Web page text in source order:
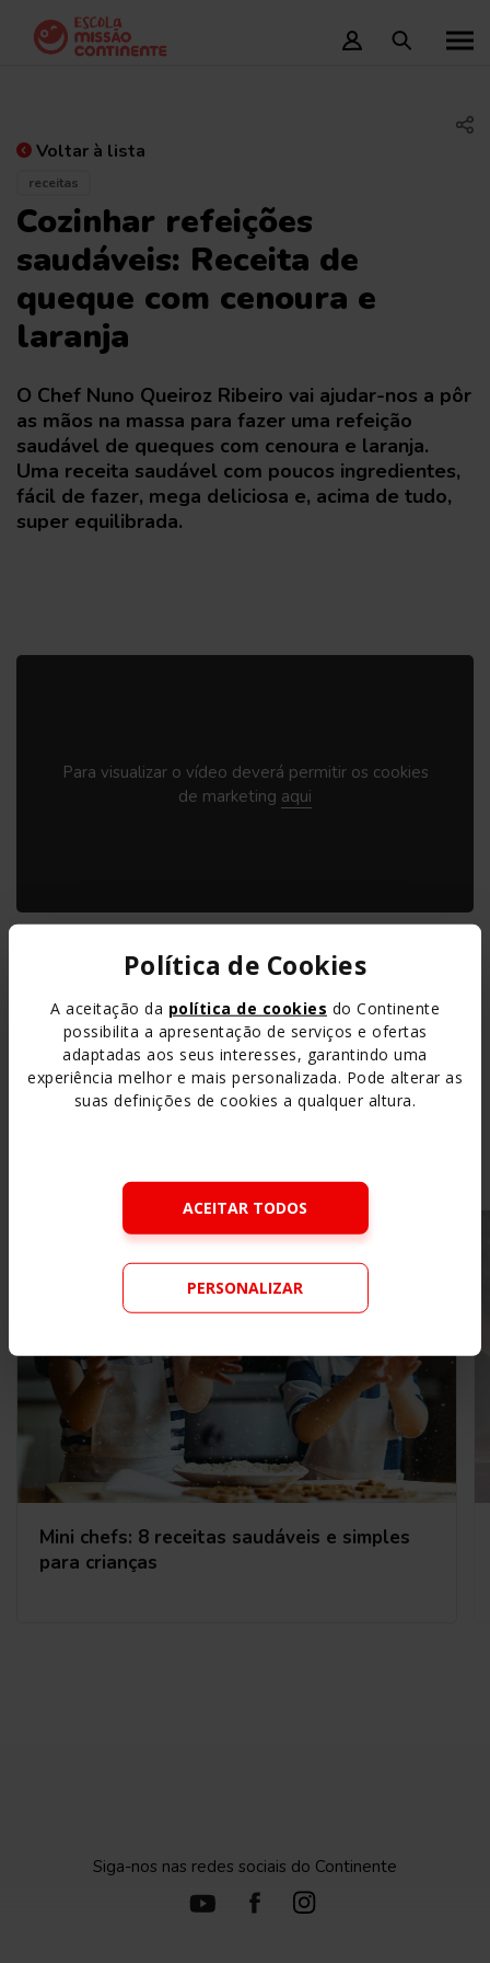
Política de Cookies
A aceitação da política de cookies do Continente
possibilita a apresentação de serviços e ofertas
adaptadas aos seus interesses, garantindo uma
experiência melhor e mais personalizada. Pode alterar as
suas definições de cookies a qualquer altura.
ACEITAR TODOS
PERSONALIZAR
Voltar à lista
receitas
Cozinhar refeições
saudáveis: Receita de
queque com cenoura e
laranja
O Chef Nuno Queiroz Ribeiro vai ajudar-nos a pôr
as mãos na massa para fazer uma refeição
saudável de queques com cenoura e laranja.
Uma receita saudável com poucos ingredientes,
fácil de fazer, mega deliciosa e, acima de tudo,
super equilibrada.
Para visualizar o vídeo deverá permitir os cookies
de marketing aqui
Outras Atividades e
Pedagógicos
Ver todos
Mini chefs: 8 receitas saudáveis e simples
para crianças
Siga-nos nas redes sociais do Continente